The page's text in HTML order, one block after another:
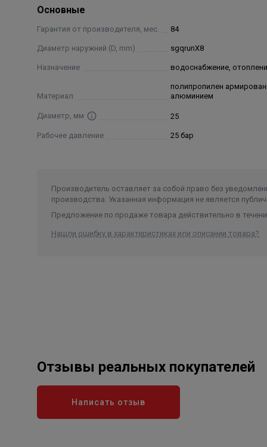
Основные
Гарантия от производителя, мес. 84
Диаметр наружний (D, mm) sgqrunX8
Назначение водоснабжение,
Материал
полипропилен
алюминием
Диаметр, мм 25
Рабочее давление 25 бар
Производитель оставляет за собой право без
производства. Указанная информация не является
Предложение по продаже товара действительно в
Нашли ошибку в характеристиках или описании товара?
Отзывы реальных покупателей
Написать отзыв